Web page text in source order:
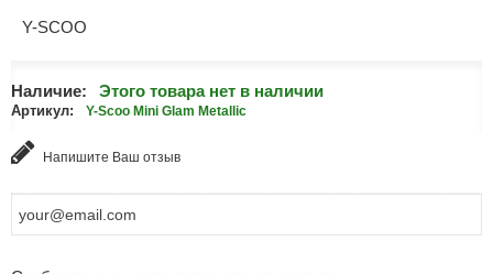
Y-SCOO
Наличие: Этого товара нет в наличии
Артикул: Y-Scoo Mini Glam Metallic
Напишите Ваш отзыв